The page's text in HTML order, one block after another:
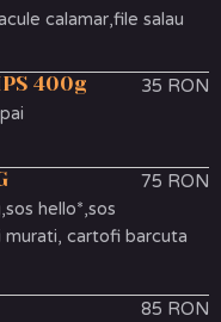
calamar,file salau
400g
35 RON
75 RON
hello*,sos
cartofi barcuta
85 RON